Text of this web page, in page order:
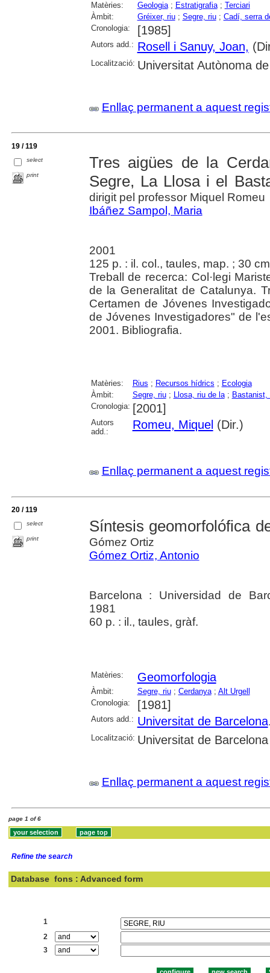
Matèries: Geologia; Estratigrafia; Terciari
Àmbit:
Gréixer, riu; Segre, riu; Cadí, serra
Cronologia:
[1985]
Autors add.: Rosell i Sanuy, Joan,
Localització: Universitat Autònoma
Enllaç permanent a aquest
19 / 119
select
print
Tres aigües de la
Segre, La Llosa i el
dirigit pel professor Miquel Romeu
Ibáñez Sampol, Maria
2001
125 p. : il. col., taules, map. ; 30 cm
Treball de recerca: Col·legi
de la Generalitat de Catalunya.
Certamen de Jóvenes
de Jóvenes Investigadores" de
2001. Bibliografia.
Matèries: Rius ; Recursos hídrics ; Ecologia
Àmbit:
Segre, riu; Llosa, riu de la; Bastanist,
Cronologia: [2001]
Autors
add.:
Romeu, Miquel (Dir.)
Enllaç permanent a aquest
20 / 119
select
print
Síntesis geomorfolófica
Gómez Ortiz
Gómez Ortiz, Antonio
Barcelona : Universidad de
1981
60 p. : il., taules, gràf.
Matèries: Geomorfologia
Àmbit: Segre, riu; Cerdanya; Alt Urgell
Cronologia:
[1981]
Autors add.: Universitat de Barcelona
Localització: Universitat de Barcelona
Enllaç permanent a aquest
page 1 of 6
Refine the search
Database fons : Advanced form
1
2
3